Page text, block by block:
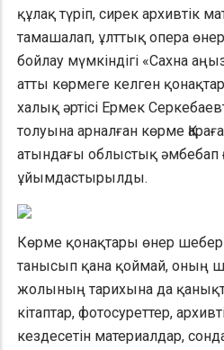
құлақ түріп, сирек архивтік
тамашалап, ұлттық опера
бойлау мүмкіндігі «Сахна
атты көрмеге келген
халық әртісі Ермек
толуына арналған көрме
атындағы облыстық әмбебап
ұйымдастырылды.
Көрме қонақтары өнер
танысып қана қоймай,
жолының тарихына да
кітаптар, фотосуреттер,
кездесетін материалдар,